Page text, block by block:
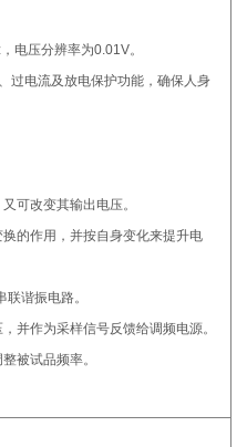
电压分辨率为0.01V。
过电流及放电保护功能，确保人身
可改变其输出电压。
的作用，并按自身变化来提升电
谐振电路。
作为采样信号反馈给调频电源。
被试品频率。